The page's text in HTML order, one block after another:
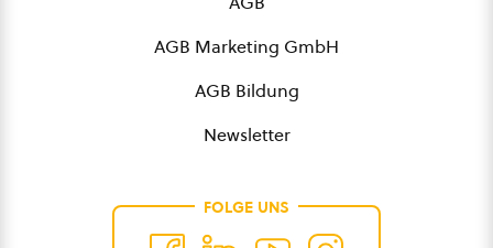
AGB Marketing GmbH
AGB Bildung
Newsletter
FOLGE UNS